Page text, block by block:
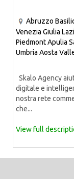
Abruzzo
Venezia Giulia
PiedmontApulia
Umbria Aosta
Skalo Agency
digitale e
nostra rete
che...
View full